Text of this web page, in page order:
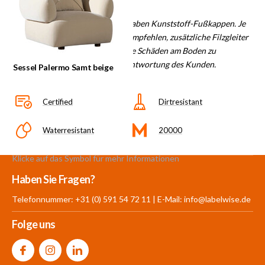
Hinweis: Alle unsere Sitzmöbel haben Kunststoff-Fußkappen. Je
nach Fußboden ist es jedoch zu empfehlen, zusätzliche Filzgleiter
anzubringen und damit eventuelle Schäden am Boden zu
vermeiden. Dies liegt in der Verantwortung des Kunden.
Certified Dirtresistant
Waterresistant 20000
Klicke auf das Symbol für mehr Informationen
Sessel Palermo Samt beige
Mehr als 30.000
Haben Sie Fragen?
Telefonnummer: +31 (0) 591 54 72 11 | E-Mail: info@labelwise.de
Folge uns